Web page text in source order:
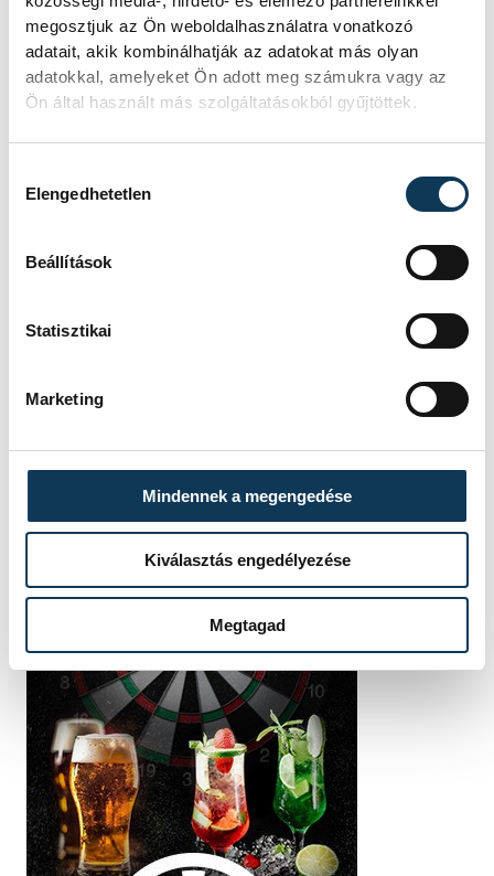
megosztjuk az Ön weboldalhasználatra vonatkozó
adatait, akik kombinálhatják az adatokat más olyan
adatokkal, amelyeket Ön adott meg számukra vagy az
Ön által használt más szolgáltatásokból gyűjtöttek.
Elengedhetetlen
Beállítások
Statisztikai
Marketing
Mindennek a megengedése
Kiválasztás engedélyezése
Megtagad
SZERZŐ